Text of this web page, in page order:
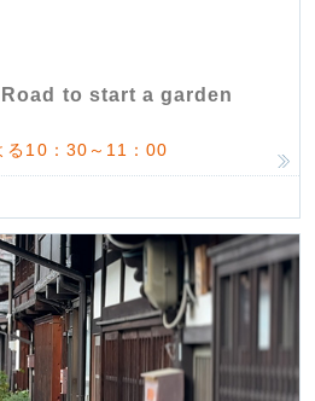
Road to start a garden
る10：30～11：00